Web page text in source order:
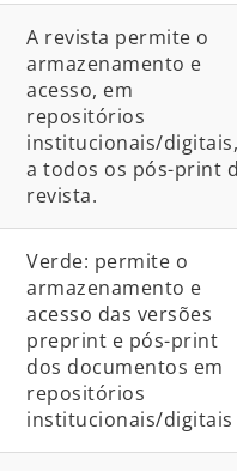
A revista permite o
armazenamento e
acesso, em
repositórios
institucionais/digitais,
a todos os pós-print
revista.
Verde: permite o
armazenamento e
acesso das versões
preprint e pós-print
dos documentos em
repositórios
institucionais/digitais